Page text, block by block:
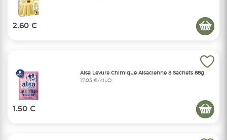
2.60 €
Alsa Levure Chimique Alsacienne 8 Sachets 88g
17,05 €/KILO
1.50 €